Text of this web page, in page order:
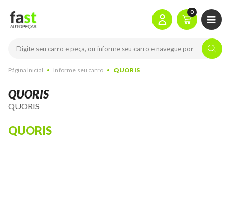
0
Página Inicial Informe seu carro QUORIS
QUORIS
QUORIS
QUORIS